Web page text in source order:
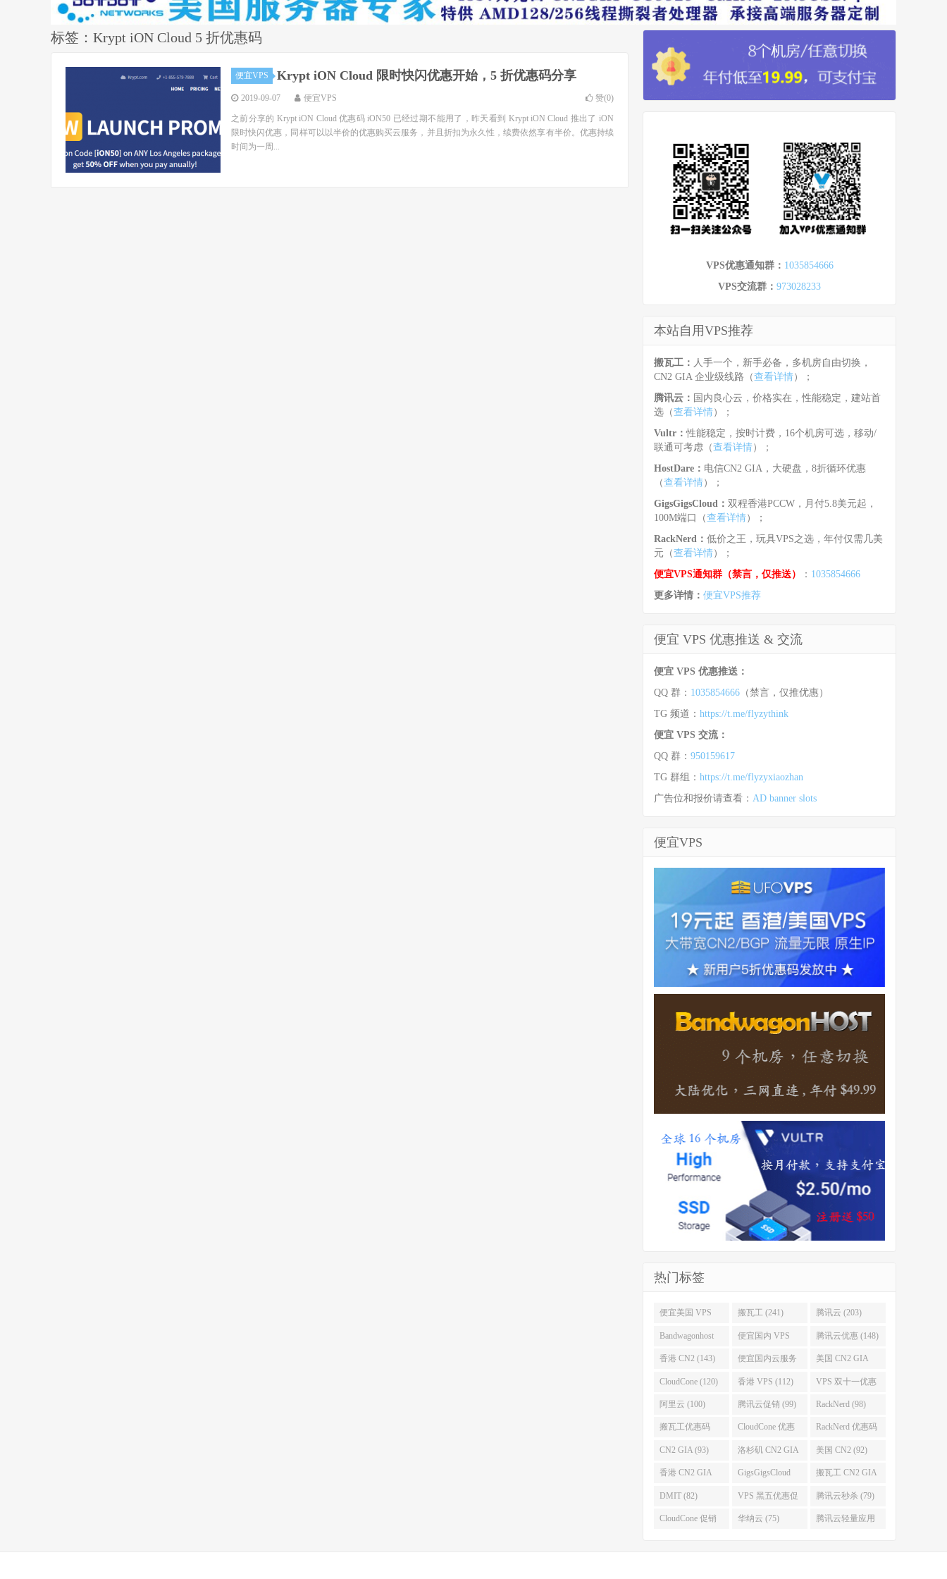
标签：Krypt iON Cloud 5 折优惠码
便宜VPS Krypt iON Cloud 限时快闪优惠开始，5 折优惠码分享
2019-09-07 便宜VPS 赞(0)
之前分享的 Krypt iON Cloud 优惠码 iON50 已经过期不能用了，昨天看到 Krypt iON Cloud 推出了 iON
限时快闪优惠，同样可以以半价的优惠购买云服务，并且折扣为永久性，续费依然享有半价。优惠持续
时间为一周...
VPS优惠通知群： 1035854666
VPS交流群： 973028233
本站自用VPS推荐
搬瓦工： 人手一个，新手必备，多机房自由切换，
CN2 GIA 企业级线路（查看详情）；
腾讯云： 国内良心云，价格实在，性能稳定，建站首
选（查看详情）；
Vultr：性能稳定，按时计费，16个机房可选，移动/
联通可考虑（查看详情）；
HostDare： 电信CN2 GIA，大硬盘，8折循环优惠
（查看详情）；
GigsGigsCloud： 双程香港PCCW，月付5.8美元起，
100M端口（查看详情）；
RackNerd： 低价之王，玩具VPS之选，年付仅需几美
元（查看详情）；
便宜VPS通知群（禁言，仅推送）
： 1035854666
更多详情： 便宜VPS推荐
便宜 VPS 优惠推送 & 交流
便宜 VPS 优惠推送：
QQ 群： 1035854666 （禁言，仅推优惠）
TG 频道： https://t.me/flyzythink
便宜 VPS 交流：
QQ 群： 950159617
TG 群组： https://t.me/flyzyxiaozhan
广告位和报价请查看： AD banner slots
便宜VPS
热门标签
便宜美国 VPS
(255)
搬瓦工 (241) 腾讯云 (203)
Bandwagonhost
(188)
便宜国内 VPS
(167)
腾讯云优惠 (148)
香港 CN2 (143) 便宜国内云服务
器 (128)
美国 CN2 GIA
(123)
CloudCone (120) 香港 VPS (112) VPS 双十一优惠
促销 (106)
阿里云 (100) 腾讯云促销 (99) RackNerd (98)
搬瓦工优惠码
(96)
CloudCone 优惠
码 (96)
RackNerd 优惠码
(94)
CN2 GIA (93) 洛杉矶 CN2 GIA
(93)
美国 CN2 (92)
香港 CN2 GIA
(92)
GigsGigsCloud
(85)
搬瓦工 CN2 GIA
(83)
DMIT (82) VPS 黑五优惠促
销整理 (80)
腾讯云秒杀 (79)
CloudCone 促销 华纳云 (75) 腾讯云轻量应用